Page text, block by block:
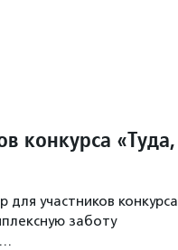
конкурса «Туда,
участников конкурса
заботу